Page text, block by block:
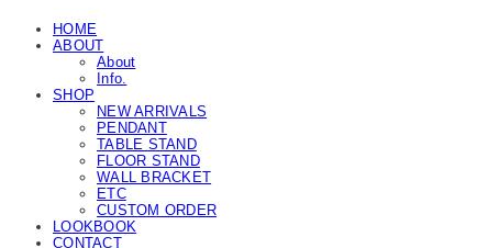
HOME
ABOUT
About
Info.
SHOP
NEW ARRIVALS
PENDANT
TABLE STAND
FLOOR STAND
WALL BRACKET
ETC
CUSTOM ORDER
LOOKBOOK
CONTACT